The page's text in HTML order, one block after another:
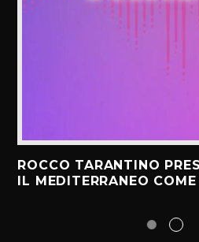
ROCCO TARANTINO
IL MEDITERRANEO